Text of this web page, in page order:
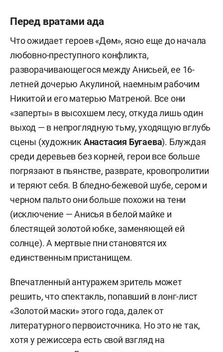
Перед вратами ада
Что ожидает героев «Дөм», ясно еще до начала
любовно-преступного конфликта,
разворачивающегося между Анисьей, ее 16-
летней дочерью Акулиной, наемным рабочим
Никитой и его матерью Матреной. Все они
«заперты» в высохшем лесу, откуда лишь один
выход — в непроглядную тьму, уходящую вглубь
сцены (художникАнастасия Бугаева). Блуждая
среди деревьев без корней, герои все больше
погрязают в пьянстве, разврате, кровопролитии
и теряют себя. В бледно-бежевой шубе, сером и
черном пальто они больше похожи на тени
(исключение — Анисья в белой майке и
блестящей золотой юбке, заменяющей ей
солнце). А мертвые пни становятся их
единственным пристанищем.
Впечатленный антуражем зритель может
решить, что спектакль, попавший в лонг-лист
«Золотой маски» этого года, далек от
литературного первоисточника. Но это не так,
хотя у режиссера есть свой взгляд на